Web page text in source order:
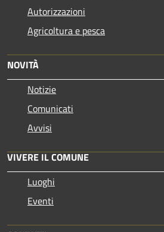
Autorizzazioni
Agricoltura e pesca
NOVITÀ
Notizie
Comunicati
Avvisi
VIVERE IL COMUNE
Luoghi
Eventi